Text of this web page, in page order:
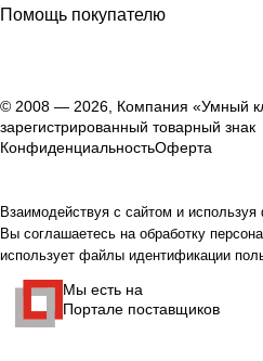
Помощь покупателю
© 2008 — 2026, Компания «Умный
зарегистрированный товарный знак
КонфиденциальностьОферта
Взаимодействуя с сайтом и
Вы соглашаетесь на обработку
использует файлы идентификации
Мы есть на
Портале поставщиков